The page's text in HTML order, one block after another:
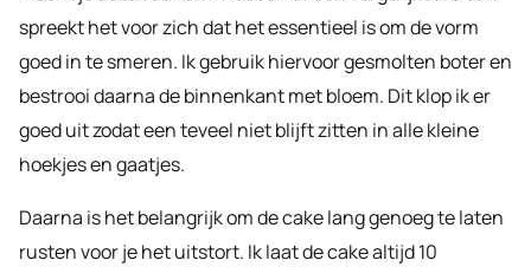
spreekt het voor zich dat het essentieel is om de vorm
goed in te smeren. Ik gebruik hiervoor gesmolten boter en
bestrooi daarna de binnenkant met bloem. Dit klop ik er
goed uit zodat een teveel niet blijft zitten in alle kleine
hoekjes en gaatjes.
Daarna is het belangrijk om de cake lang genoeg te laten
rusten voor je het uitstort. Ik laat de cake altijd 10